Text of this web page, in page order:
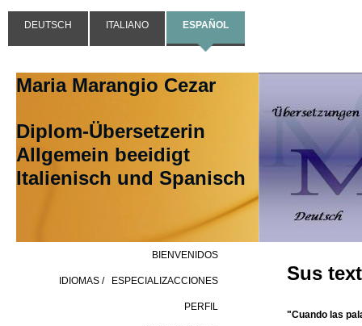
DEUTSCH ITALIANO ESPAÑOL
Maria Marangio Cezar
Diplom-Übersetzerin
Allgemein beeidigt
Italienisch und Spanisch
Sus
"Cuando las
BIENVENIDOS
IDIOMAS /   ESPECIALIZACCIONES
PERFIL